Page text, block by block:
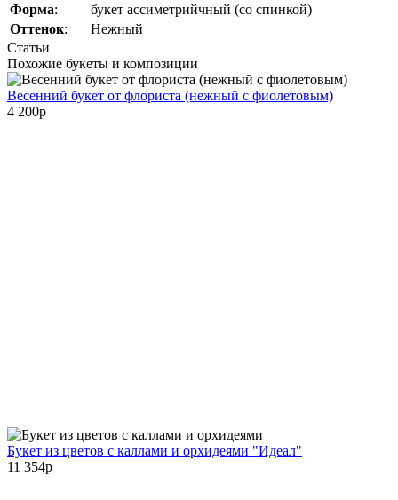
Форма:
букет ассиметрийчный (со спинкой)
Оттенок:
Нежный
Статьи
Похожие букеты и композиции
Весенний букет от флориста (нежный с фиолетовым)
4 200p
Букет из цветов с каллами и орхидеями "Идеал"
11 354p